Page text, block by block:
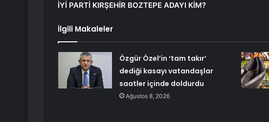
İYİ PARTİ KIRŞEHİR BOZTEPE ADAYI KİM?
İlgili Makaleler
Özgür Özel’in ‘tam takır’
dediği kasayı vatandaşlar
saatler içinde doldurdu
Ağustos 8, 2026